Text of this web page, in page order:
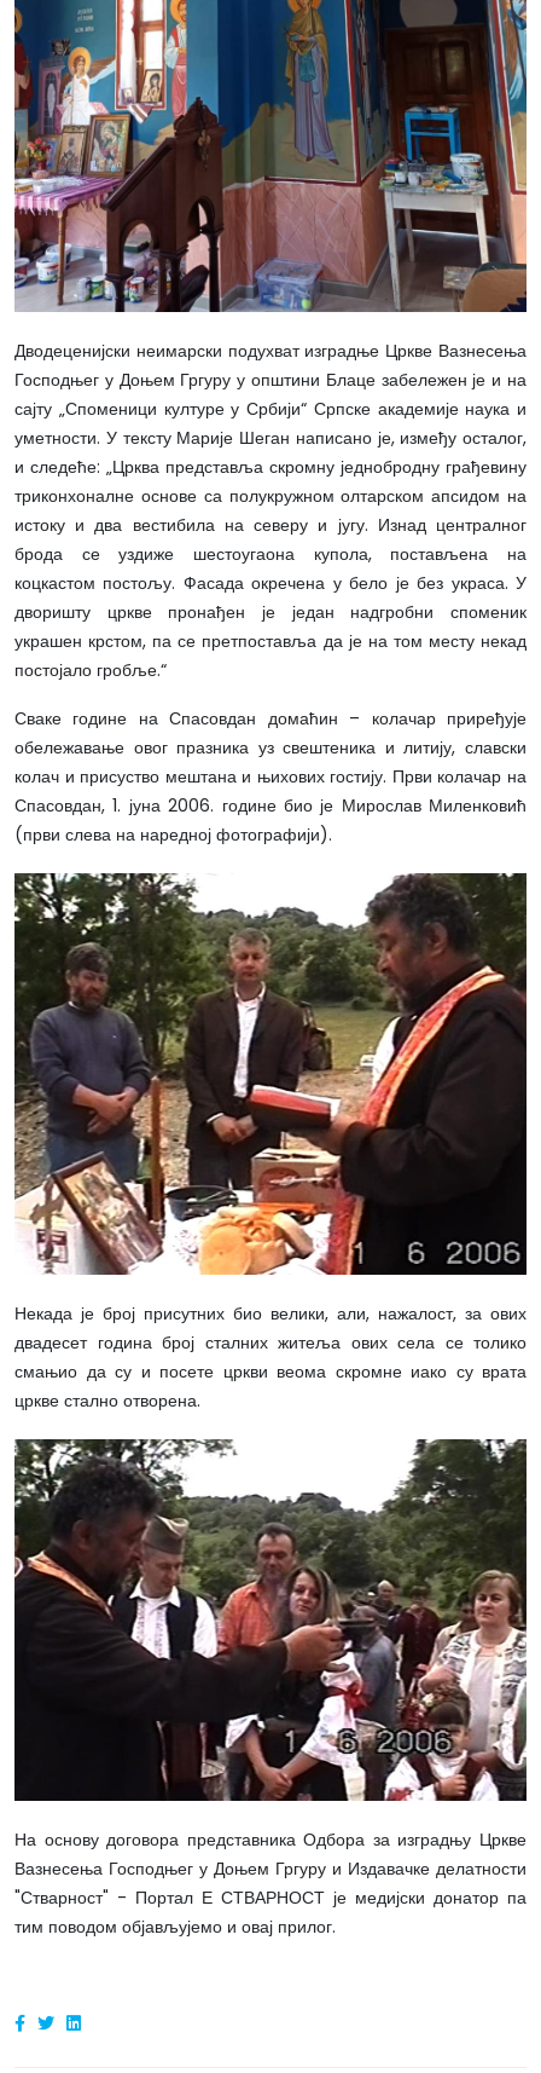
Дводеценијски неимарски подухват изградње Цркве Вазнесења
Господњег у Доњем Гргуру у општини Блаце забележен је и на
сајту „Споменици културе у Србији“ Српске академије наука и
уметности. У тексту Марије Шеган написано је, између осталог,
и следеће: „Црква представља скромну једнобродну грађевину
триконхоналне основе са полукружном олтарском апсидом на
истоку и два вестибила на северу и југу. Изнад централног
брода се уздиже шестоугаона купола, постављена на
коцкастом постољу. Фасада окречена у бело је без украса. У
дворишту цркве пронађен је један надгробни споменик
украшен крстом, па се претпоставља да је на том месту некад
постојало гробље.“
Сваке године на Спасовдан домаћин – колачар приређује
обележавање овог празника уз свештеника и литију, славски
колач и присуство мештана и њихових гостију. Први колачар на
Спасовдан, 1. јуна 2006. године био је Мирослав Миленковић
(први слева на наредној фотографији).
Некада је број присутних био велики, али, нажалост, за ових
двадесет година број сталних житеља ових села се толико
смањио да су и посете цркви веома скромне иако су врата
цркве стално отворена.
На основу договора представника Одбора за изградњу Цркве
Вазнесења Господњег у Доњем Гргуру и Издавачке делатности
"Стварност" - Портал Е СТВАРНОСТ је медијски донатор па
тим поводом објављујемо и овај прилог.